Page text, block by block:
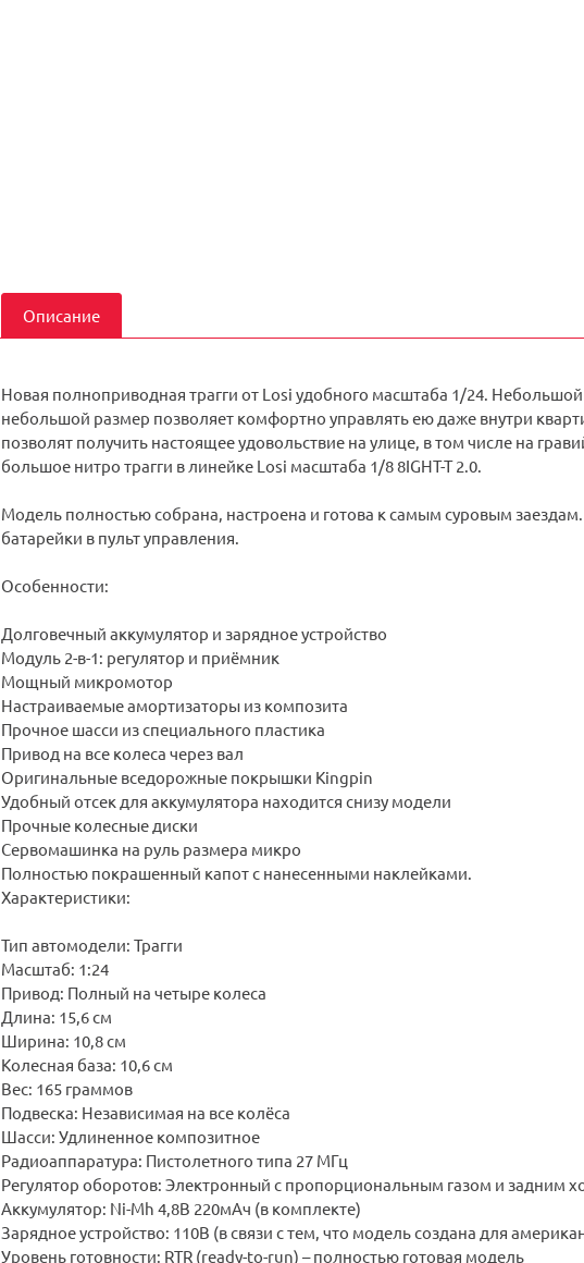
Описание
Новая полноприводная трагги от Losi удобного масштаба 1/24.
небольшой размер позволяет комфортно управлять ею даже внутри
позволят получить настоящее удовольствие на улице, в том числе на
большое нитро трагги в линейке Losi масштаба 1/8 8IGHT-T 2.0.
Модель полностью собрана, настроена и готова к самым суровым
батарейки в пульт управления.
Особенности:
Долговечный аккумулятор и зарядное устройство
Модуль 2-в-1: регулятор и приёмник
Мощный микромотор
Настраиваемые амортизаторы из композита
Прочное шасси из специального пластика
Привод на все колеса через вал
Оригинальные вседорожные покрышки Kingpin
Удобный отсек для аккумулятора находится снизу модели
Прочные колесные диски
Сервомашинка на руль размера микро
Полностью покрашенный капот с нанесенными наклейками.
Характеристики:
Тип автомодели: Трагги
Масштаб: 1:24
Привод: Полный на четыре колеса
Длина: 15,6 см
Ширина: 10,8 см
Колесная база: 10,6 см
Вес: 165 граммов
Подвеска: Независимая на все колёса
Шасси: Удлиненное композитное
Радиоаппаратура: Пистолетного типа 27 МГц
Регулятор оборотов: Электронный с пропорциональным газом и задним
Аккумулятор: Ni-Mh 4,8В 220мАч (в комплекте)
Зарядное устройство: 110В (в связи с тем, что модель создана для
Уровень готовности: RTR (ready-to-run) – полностью готовая модель